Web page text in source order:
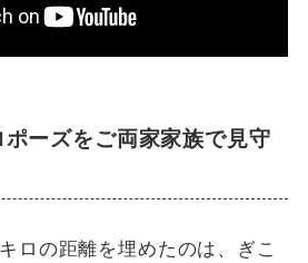
ポーズをご両家家族で見守
ロの距離を埋めたのは、ぎこ